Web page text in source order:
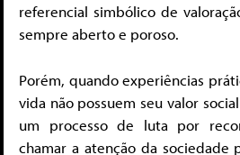
referencial simbólico de
sempre aberto e poroso.
Porém, quando experiências
vida não possuem seu valor
um processo de luta por
chamar a atenção da sociedade